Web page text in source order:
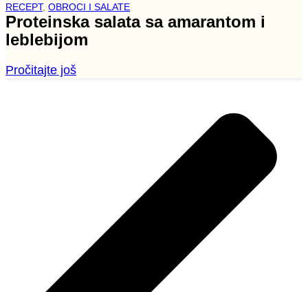
RECEPT, OBROCI I SALATE
Proteinska salata sa amarantom i
leblebijom
Pročitajte još